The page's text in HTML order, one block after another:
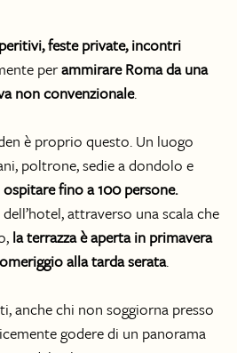
feste private, incontri
perammirare Roma da una
non convenzionale.
è proprio questo. Un luogo
poltrone, sedie a dondolo e
fino a 100 persone.
attraverso una scala che
la terrazza è aperta in primavera
alla tarda serata.
anche chi non soggiorna presso
godere di un panorama